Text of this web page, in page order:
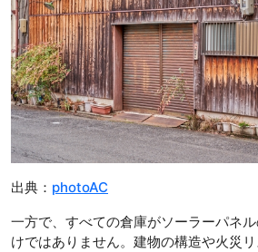
出典： photoAC
一方で、すべての倉庫がソーラーパネ
けではありません。建物の構造や火災